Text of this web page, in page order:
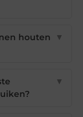
houten
▼
▼